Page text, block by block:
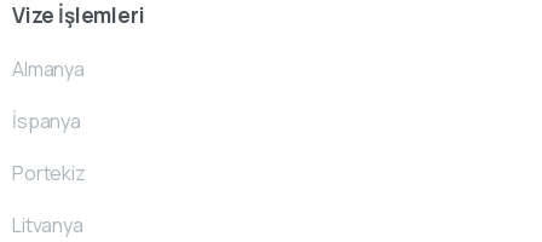
Vize İşlemleri
Almanya
İspanya
Portekiz
Litvanya